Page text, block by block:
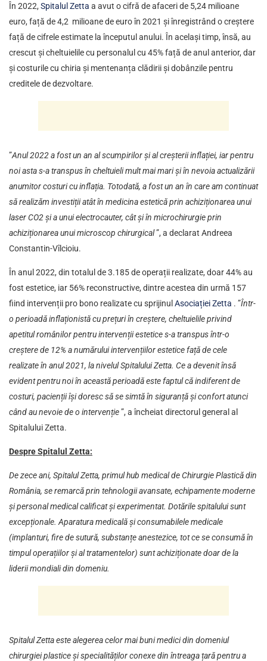
În 2022, Spitalul Zetta a avut o cifră de afaceri de 5,24 milioane
euro, față de 4,2 milioane de euro în 2021 și înregistrând o creștere
față de cifrele estimate la începutul anului. În același timp, însă, au
crescut și cheltuielile cu personalul cu 45% față de anul anterior, dar
și costurile cu chiria și mentenanța clădirii și dobânzile pentru
creditele de dezvoltare.
”Anul 2022 a fost un an al scumpirilor și al creșterii inflației, iar pentru
noi asta s-a transpus în cheltuieli mult mai mari și în nevoia actualizării
anumitor costuri cu inflația. Totodată, a fost un an în care am continuat
să realizăm investiții atât în medicina estetică prin achiziționarea unui
laser CO2 și a unui electrocauter, cât și în microchirurgie prin
achiziționarea unui microscop chirurgical”, a declarat Andreea
Constantin-Vîlcioiu.
În anul 2022, din totalul de 3.185 de operații realizate, doar 44% au
fost estetice, iar 56% reconstructive, dintre acestea din urmă 157
fiind intervenții pro bono realizate cu sprijinul Asociației Zetta . ”Într-
o perioadă inflaționistă cu prețuri în creștere, cheltuielile privind
apetitul românilor pentru intervenții estetice s-a transpus într-o
creștere de 12% a numărului intervențiilor estetice față de cele
realizate în anul 2021, la nivelul Spitalului Zetta. Ce a devenit însă
evident pentru noi în această perioadă este faptul că indiferent de
costuri, pacienții își doresc să se simtă în siguranță și confort atunci
când au nevoie de o intervenție”, a încheiat directorul general al
Spitalului Zetta.
DespreSpitalul Zetta:
De zece ani, Spitalul Zetta, primul hub medical de Chirurgie Plastică din
România, se remarcă prin tehnologii avansate, echipamente moderne
și personal medical calificat și experimentat. Dotările spitalului sunt
excepționale. Aparatura medicală și consumabilele medicale
(implanturi, fire de sutură, substanțe anestezice, tot ce se consumă în
timpul operațiilor și al tratamentelor) sunt achiziționate doar de la
liderii mondiali din domeniu.
Spitalul Zetta este alegerea celor mai buni medici din domeniul
chirurgiei plastice și specialităților conexe din întreaga țară pentru a